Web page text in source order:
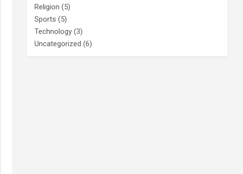
Religion (5)
Sports (5)
Technology (3)
Uncategorized (6)